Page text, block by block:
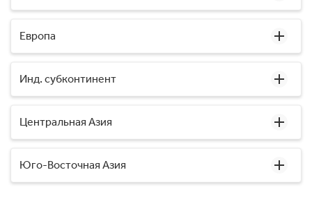
Европа
Инд. субконтинент
Центральная Азия
Юго-Восточная Азия